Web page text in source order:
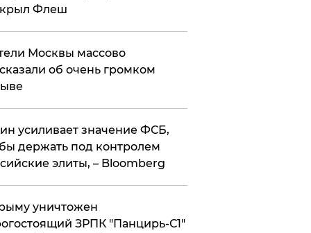
Флеш
Москвы массово
об очень громком
усиливает значение ФСБ,
держать под контролем
элиты, – Bloomberg
уничтожен
ЗРПК "Панцирь-С1"